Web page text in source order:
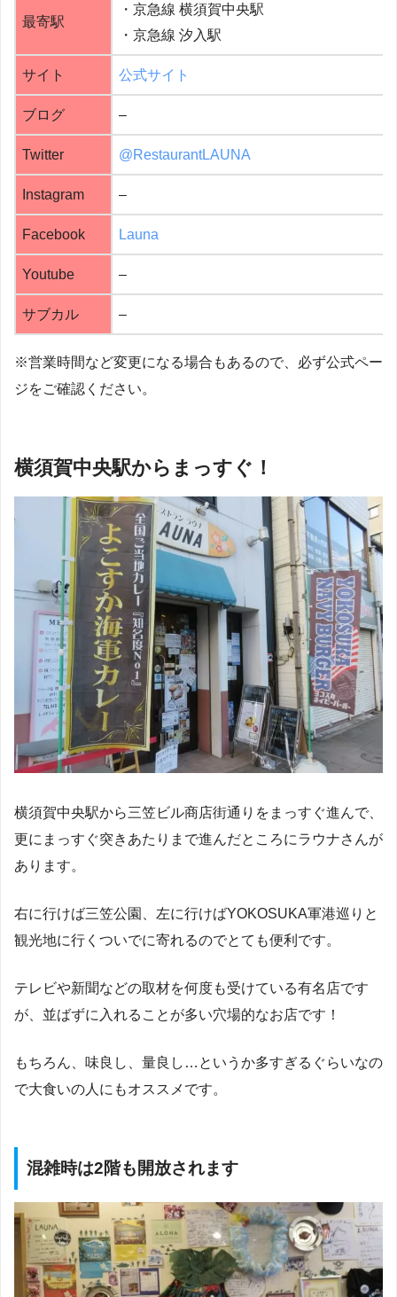
最寄駅
・京急線 横須賀中央駅
・京急線 汐入駅
サイト 公式サイト
ブログ –
Twitter @RestaurantLAUNA
Instagram –
Facebook Launa
Youtube –
サブカル –
※営業時間など変更になる場合もあるので、必ず公式ペー
ジをご確認ください。
横須賀中央駅からまっすぐ！
横須賀中央駅から三笠ビル商店街通りをまっすぐ進んで、
更にまっすぐ突きあたりまで進んだところにラウナさんが
あります。
右に行けば三笠公園、左に行けばYOKOSUKA軍港巡りと
観光地に行くついでに寄れるのでとても便利です。
テレビや新聞などの取材を何度も受けている有名店です
が、並ばずに入れることが多い穴場的なお店です！
もちろん、味良し、量良し…というか多すぎるぐらいなの
で大食いの人にもオススメです。
混雑時は2階も開放されます